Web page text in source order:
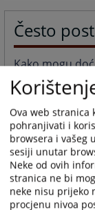
Često
Kako mogu
Do suca koji sudi u
bez odobrenja
24.08.2010.
Kako mogu
U sudskoj pisarnici
koji imaju pristup
Sudu.
24.08.2010.
Ova web stranica
pohranjivati i
browsera i vašeg
sesiji unutar
Neke od ovih
stranica ne bi
neke nisu prijeko
procjenu nivoa